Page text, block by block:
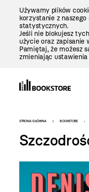
Używamy plików
korzystanie z
statystycznych.
Jeśli nie blokujesz
użycie oraz zapisanie
Pamiętaj, że możesz
zmieniając ustawienia
Bookstore
-
szablon
szczegóły
STRONA GŁÓWNA BOOKSTORE